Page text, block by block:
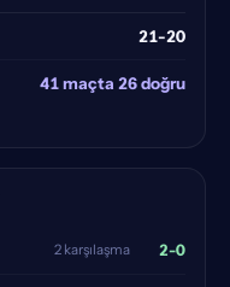
21-20
41 maçta 26 doğru
2 karşılaşma 2-0